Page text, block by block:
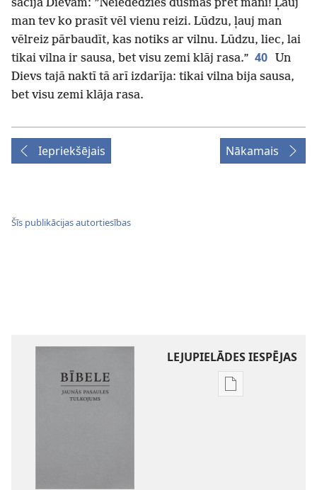
sacīja Dievam: ”Neiededzies dusmās pret mani! Ļauj
man tev ko prasīt vēl vienu reizi. Lūdzu, ļauj man
vēlreiz pārbaudīt, kas notiks ar vilnu. Lūdzu, liec, lai
tikai vilna ir sausa, bet visu zemi klāj rasa.” 40
Un
Dievs tajā naktī tā arī izdarīja: tikai vilna bija sausa,
bet visu zemi klāja rasa.
Iepriekšējais Nākamais
Šīs publikācijas autortiesības
LEJUPIELĀDES IESPĒJAS
Publikāciju